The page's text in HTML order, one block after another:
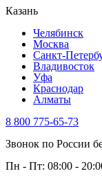
Казань
Челябинск
Москва
Санкт-
Владивосток
Уфа
Краснодар
Алматы
8 800 775-65-73
Звонок по России
Пн - Пт: 08:00 -